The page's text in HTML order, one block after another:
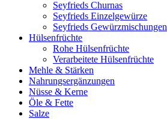
Seyfrieds Churnas
Seyfrieds Einzelgewürze
Seyfrieds Gewürzmischungen
Hülsenfrüchte
Rohe Hülsenfrüchte
Verarbeitete Hülsenfrüchte
Mehle & Stärken
Nahrungsergänzungen
Nüsse & Kerne
Öle & Fette
Salze